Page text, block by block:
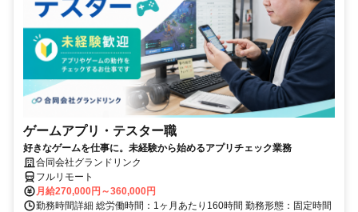
ゲームアプリ・テスター職
好きなゲームを仕事に。未経験から始めるアプリチェック業務
合同会社グランドリンク
フルリモート
月給270,000円～360,000円
勤務時間詳細 総労働時間：1ヶ月あたり160時間 勤務形態：固定時間